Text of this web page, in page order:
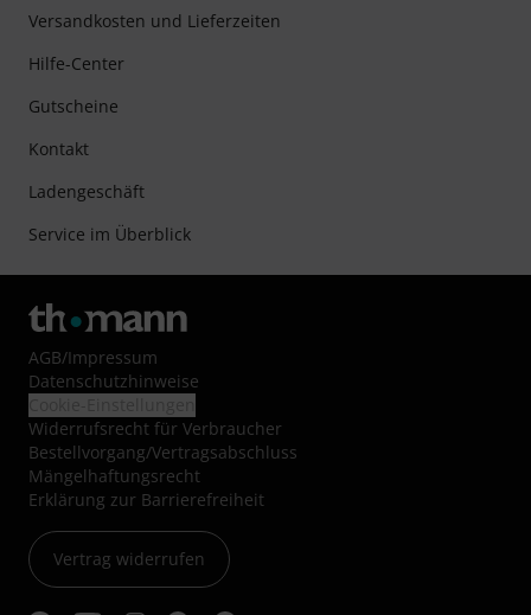
Versandkosten und Lieferzeiten
Hilfe-Center
Gutscheine
Kontakt
Ladengeschäft
Service im Überblick
AGB/Impressum
Datenschutzhinweise
Widerrufsrecht für Verbraucher
Bestellvorgang/Vertragsabschluss
Mängelhaftungsrecht
Erklärung zur Barrierefreiheit
Vertrag widerrufen